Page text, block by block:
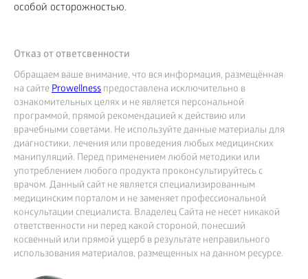
особой осторожностью.
Отказ от ответсвенности
Обращаем ваше внимание, что вся информация, размещённая
на сайтеProwellness предоставлена исключительно в
ознакомительных целях и не является персональной
программой, прямой рекомендацией к действию или
врачебными советами. Не используйте данные материалы для
диагностики, лечения или проведения любых медицинских
манипуляций. Перед применением любой методики или
употреблением любого продукта проконсультируйтесь с
врачом. Данный сайт не является специализированным
медицинским порталом и не заменяет профессиональной
консультации специалиста. Владелец Сайта не несет никакой
ответственности ни перед какой стороной, понесший
косвенный или прямой ущерб в результате неправильного
использования материалов, размещенных на данном ресурсе.